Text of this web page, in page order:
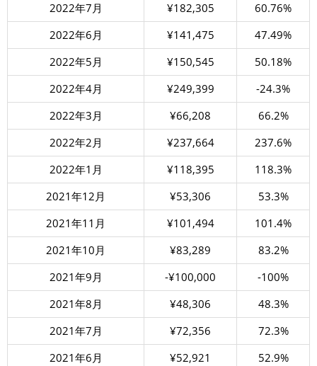
2022年7月
¥182,305
60.76%
2022年6月
¥141,475
47.49%
2022年5月
¥150,545
50.18%
2022年4月
¥249,399
-24.3%
2022年3月
¥66,208
66.2%
2022年2月
¥237,664
237.6%
2022年1月
¥118,395
118.3%
2021年12月
¥53,306
53.3%
2021年11月
¥101,494
101.4%
2021年10月
¥83,289
83.2%
2021年9月
-¥100,000
-100%
2021年8月
¥48,306
48.3%
2021年7月
¥72,356
72.3%
2021年6月
¥52,921
52.9%